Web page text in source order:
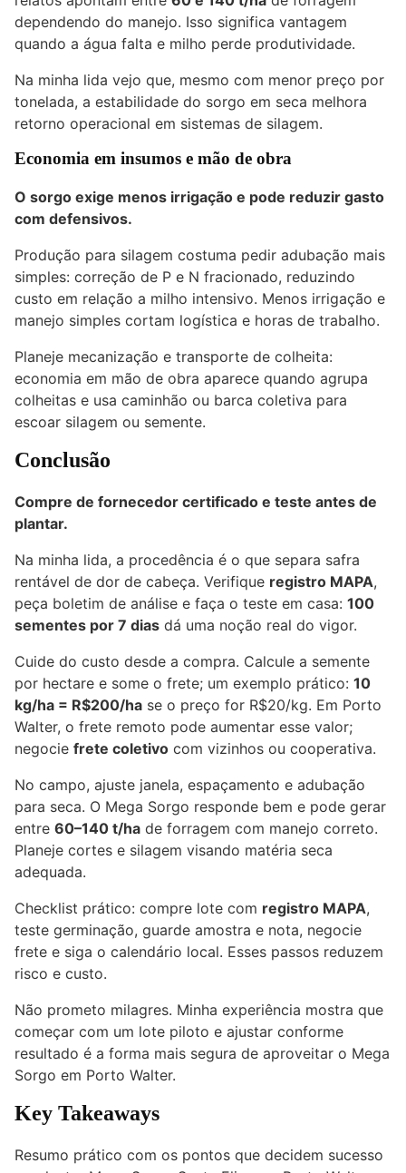
dependendo do manejo. Isso significa vantagem
quando a água falta e milho perde produtividade.
Na minha lida vejo que, mesmo com menor preço por
tonelada, a estabilidade do sorgo em seca melhora
retorno operacional em sistemas de silagem.
Economia em insumos e mão de obra
O sorgo exige menos irrigação e pode reduzir gasto
com defensivos.
Produção para silagem costuma pedir adubação mais
simples: correção de P e N fracionado, reduzindo
custo em relação a milho intensivo. Menos irrigação e
manejo simples cortam logística e horas de trabalho.
Planeje mecanização e transporte de colheita:
economia em mão de obra aparece quando agrupa
colheitas e usa caminhão ou barca coletiva para
escoar silagem ou semente.
Conclusão
Compre de fornecedor certificado e teste antes de
plantar.
Na minha lida, a procedência é o que separa safra
rentável de dor de cabeça. Verifique registro MAPA,
peça boletim de análise e faça o teste em casa: 100
sementes por 7 dias dá uma noção real do vigor.
Cuide do custo desde a compra. Calcule a semente
por hectare e some o frete; um exemplo prático: 10
kg/ha = R$200/ha se o preço for R$20/kg. Em Porto
Walter, o frete remoto pode aumentar esse valor;
negocie frete coletivo com vizinhos ou cooperativa.
No campo, ajuste janela, espaçamento e adubação
para seca. O Mega Sorgo responde bem e pode gerar
entre 60–140 t/ha de forragem com manejo correto.
Planeje cortes e silagem visando matéria seca
adequada.
Checklist prático: compre lote com registro MAPA,
teste germinação, guarde amostra e nota, negocie
frete e siga o calendário local. Esses passos reduzem
risco e custo.
Não prometo milagres. Minha experiência mostra que
começar com um lote piloto e ajustar conforme
resultado é a forma mais segura de aproveitar o Mega
Sorgo em Porto Walter.
Key Takeaways
Resumo prático com os pontos que decidem sucesso